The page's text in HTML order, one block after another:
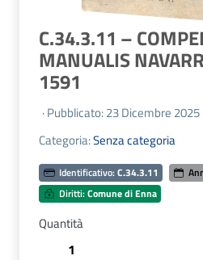
C.34.3.11 –
MANUALIS
1591
· Pubblicato: 23 Dicembre 2025
Categoria:Senza categoria
Identificativo: C.34.3.11
Diritti:Comune di Enna
Quantità
C.34.3.11